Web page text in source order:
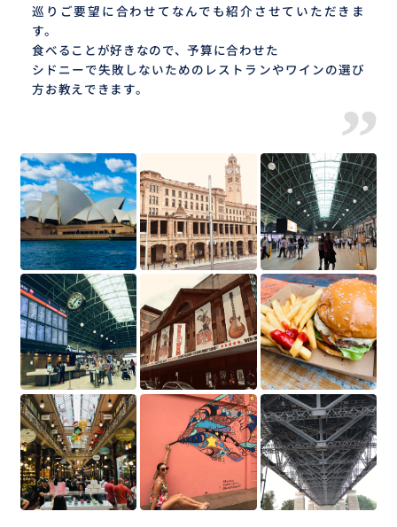
巡りご要望に合わせてなんでも紹介させていただきま
す。
食べることが好きなので、予算に合わせた
シドニーで失敗しないためのレストランやワインの選び
方お教えできます。
”